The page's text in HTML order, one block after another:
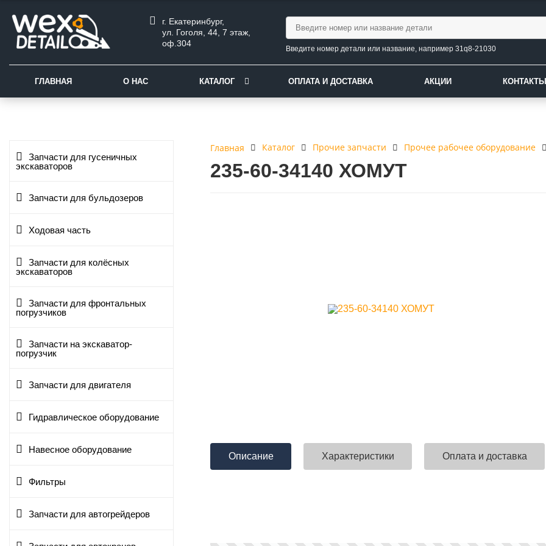
г. Екатеринбург,
ул. Гоголя, 44, 7 этаж,
оф.304
Введите номер детали или название, например 31q8-21030
ГЛАВНАЯ О НАС КАТАЛОГ ОПЛАТА И ДОСТАВКА АКЦИИ КОНТАКТЫ
Запчасти для гусеничных
экскаваторов
Запчасти для бульдозеров
Ходовая часть
Запчасти для колёсных
экскаваторов
Запчасти для фронтальных
погрузчиков
Запчасти на экскаватор-
погрузчик
Запчасти для двигателя
Гидравлическое оборудование
Навесное оборудование
Фильтры
Запчасти для автогрейдеров
Главная Каталог Прочие запчасти Прочее рабочее оборудование
235-60-34140 ХОМУТ
Описание Характеристики Оплата и доставка